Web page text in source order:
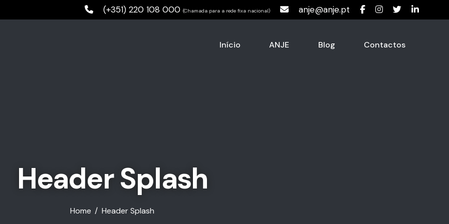
(+351) 220 108 000 (Chamada para a rede fixa nacional) anje@anje.pt
Início ANJE Blog Contactos
Header Splash
Home Header Splash